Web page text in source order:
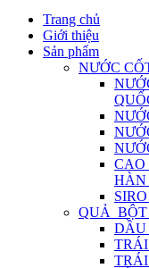
Trang chủ
Giới thiệu
Sản phẩm
NƯỚC
HÀN
DẦU